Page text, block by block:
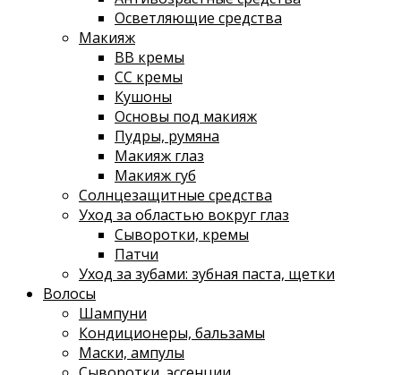
Осветляющие средства
Макияж
ВВ кремы
СС кремы
Кушоны
Основы под макияж
Пудры, румяна
Макияж глаз
Макияж губ
Солнцезащитные средства
Уход за областью вокруг глаз
Сыворотки, кремы
Патчи
Уход за зубами: зубная паста, щетки
Волосы
Шампуни
Кондиционеры, бальзамы
Маски, ампулы